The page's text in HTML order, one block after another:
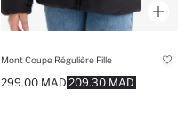
Mont Coupe Régulière Fille
209.30 MAD
299.00 MAD